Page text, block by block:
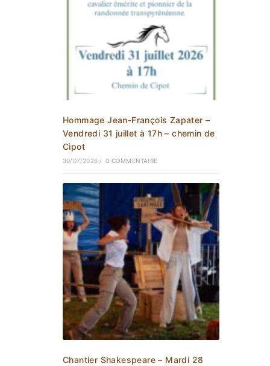
Hommage Jean-François Zapater –
Vendredi 31 juillet à 17h – chemin de
Cipot
30/07/2026 / 0 COMMENTAIRE
Chantier Shakespeare – Mardi 28